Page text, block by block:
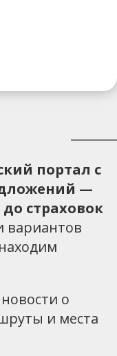
портал с
—
страховок
вариантов
о
и места